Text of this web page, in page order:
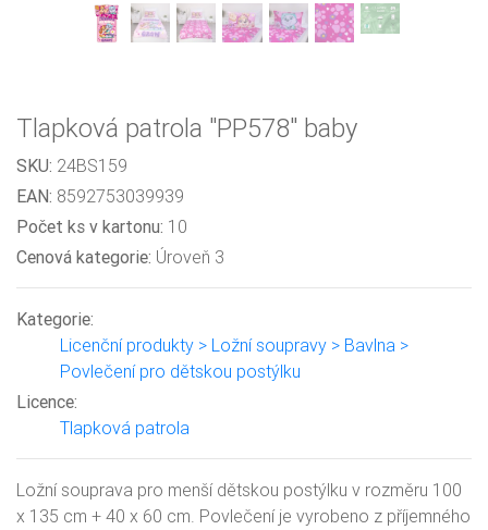
Tlapková patrola "PP578" baby
SKU: 24BS159
EAN: 8592753039939
Počet ks v kartonu: 10
Cenová kategorie: Úroveň 3
Kategorie:
Licenční produkty > Ložní soupravy > Bavlna >
Povlečení pro dětskou postýlku
Licence:
Tlapková patrola
Ložní souprava pro menší dětskou postýlku v rozměru 100
x 135 cm + 40 x 60 cm. Povlečení je vyrobeno z příjemného